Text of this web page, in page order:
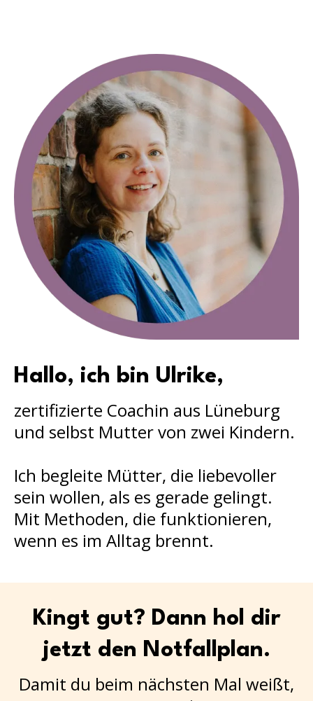
Hallo, ich bin Ulrike,
zertifizierte Coachin aus Lüneburg
und selbst Mutter von zwei Kindern.
Ich begleite Mütter, die liebevoller
sein wollen, als es gerade gelingt.
Mit Methoden, die funktionieren,
wenn es im Alltag brennt.
Kingt gut? Dann hol dir
jetzt den Notfallplan.
Damit du beim nächsten Mal weißt,